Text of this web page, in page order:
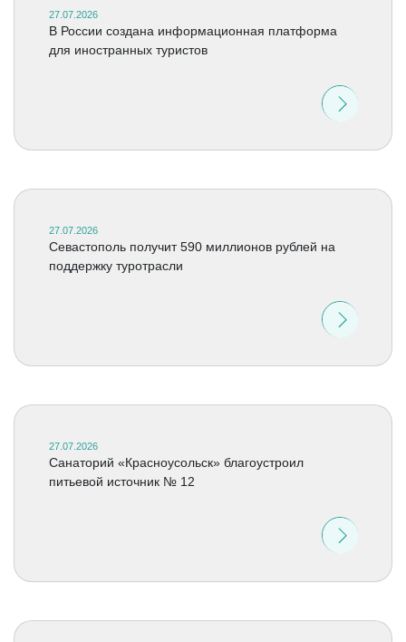
27.07.2026
В России создана информационная платформа
для иностранных туристов
27.07.2026
Севастополь получит 590 миллионов рублей на
поддержку туротрасли
27.07.2026
Санаторий «Красноусольск» благоустроил
питьевой источник № 12